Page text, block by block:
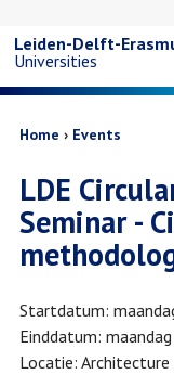
naar
inhoud
Leiden-Delft-
Universities
Kruimelpad
Home Events
LDE
Seminar -
Startdatum
Einddatum
Locatie